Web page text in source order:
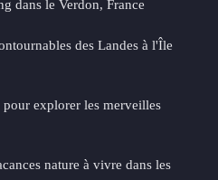
dans le Verdon, France
des Landes à l'Île
explorer les merveilles
nature à vivre dans les